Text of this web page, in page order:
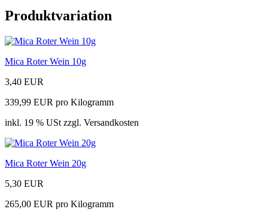
Produktvariation
Mica Roter Wein 10g
3,40 EUR
339,99 EUR pro Kilogramm
inkl. 19 % USt zzgl. Versandkosten
Mica Roter Wein 20g
5,30 EUR
265,00 EUR pro Kilogramm